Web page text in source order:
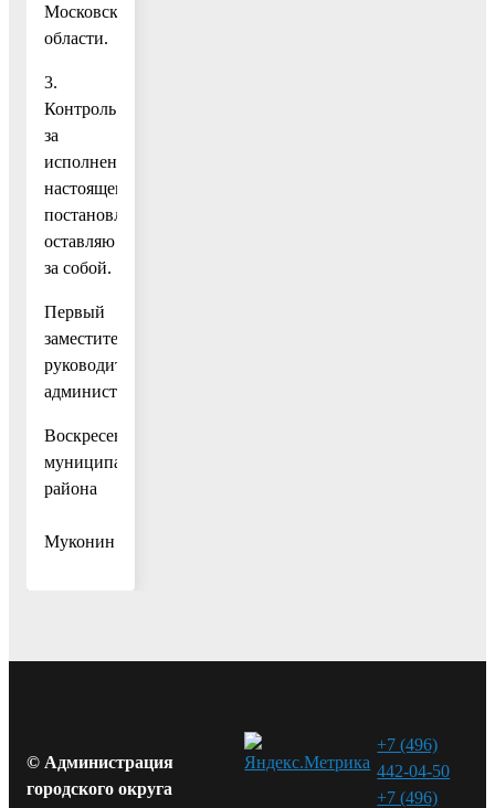
Московской
области.
3.
Контроль
за
исполнением
настоящего
постановления
оставляю
за собой.
Первый
заместитель
руководителя
администрации
Воскресенского
муниципального
района
Муконин
© Администрация
городского округа
+7 (496)
442-04-50
+7 (496)